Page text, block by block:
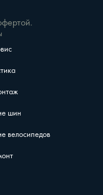
шин
велосипедов